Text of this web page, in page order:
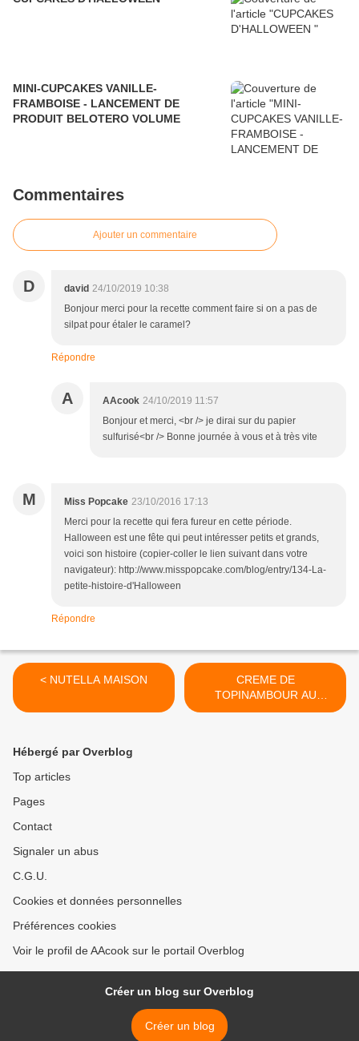
MINI-CUPCAKES VANILLE-
FRAMBOISE - LANCEMENT DE
PRODUIT BELOTERO VOLUME
Commentaires
Ajouter un commentaire
D david 24/10/2019 10:38
Bonjour merci pour la recette comment faire si on a pas de
silpat pour étaler le caramel?
Répondre
A AAcook 24/10/2019 11:57
Bonjour et merci, <br /> je dirai sur du papier
sulfurisé<br /> Bonne journée à vous et à très vite
M Miss Popcake 23/10/2016 17:13
Merci pour la recette qui fera fureur en cette période.
Halloween est une fête qui peut intéresser petits et grands,
voici son histoire (copier-coller le lien suivant dans votre
navigateur): http://www.misspopcake.com/blog/entry/134-La-
petite-histoire-d'Halloween
Répondre
< NUTELLA MAISON
CREME DE
TOPINAMBOUR AU
PARMESAN >
Hébergé par Overblog
Top articles
Pages
Contact
Signaler un abus
C.G.U.
Cookies et données personnelles
Préférences cookies
Voir le profil de AAcook sur le portail Overblog
Créer un blog sur Overblog
Créer un blog